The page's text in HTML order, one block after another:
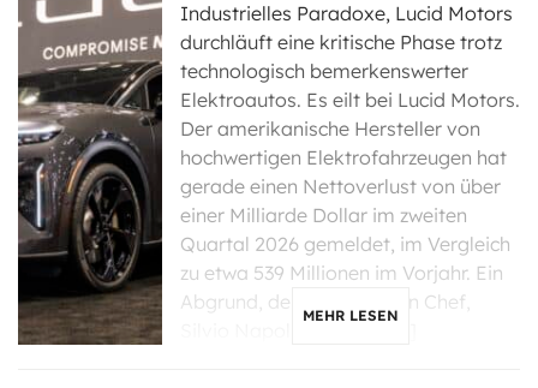
Industrielles Paradoxe, Lucid Motors
durchläuft eine kritische Phase trotz
technologisch bemerkenswerter
Elektroautos. Es eilt bei Lucid Motors.
Der amerikanische Hersteller von
hochwertigen Elektrofahrzeugen hat
gerade einen Nettoverlust von über
einer Milliarde Dollar im zweiten
Quartal 2026 gemeldet, im Vergleich
zu etwa 539 Millionen im Vorjahr. Ein
Abgrund, der seinen neuen Chef,
MEHR LESEN